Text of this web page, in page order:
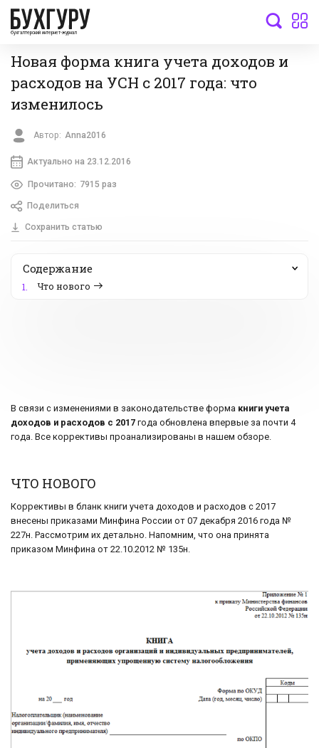
бухгалтерский интернет-журнал
Новая форма книга учета доходов и
расходов на УСН с 2017 года: что
изменилось
Автор: Anna2016
Актуально на 23.12.2016
Прочитано: 7915 раз
Поделиться
Сохранить статью
Содержание
1. Что нового
В связи с изменениями в законодательстве форма книги учета
доходов и расходов с 2017 года обновлена впервые за почти 4
года. Все коррективы проанализированы в нашем обзоре.
ЧТО НОВОГО
Коррективы в бланк книги учета доходов и расходов с 2017
внесены приказами Минфина России от 07 декабря 2016 года №
227н. Рассмотрим их детально. Напомним, что она принята
приказом Минфина от 22.10.2012 № 135н.